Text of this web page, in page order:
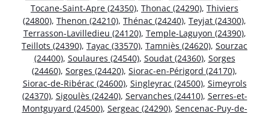
Tocane-Saint-Apre (24350), Thonac (24290), Thiviers
(24800), Thenon (24210), Thénac (24240), Teyjat (24300),
Terrasson-Lavilledieu (24120), Temple-Laguyon (24390),
Teillots (24390), Tayac (33570), Tamniès (24620), Sourzac
(24400), Soulaures (24540), Soudat (24360), Sorges
(24460), Sorges (24420), Siorac-en-Périgord (24170),
Siorac-de-Ribérac (24600), Singleyrac (24500), Simeyrols
(24370), Sigoulès (24240), Servanches (24410), Serres-et-
Montguyard (24500), Sergeac (24290), Sencenac-Puy-de-